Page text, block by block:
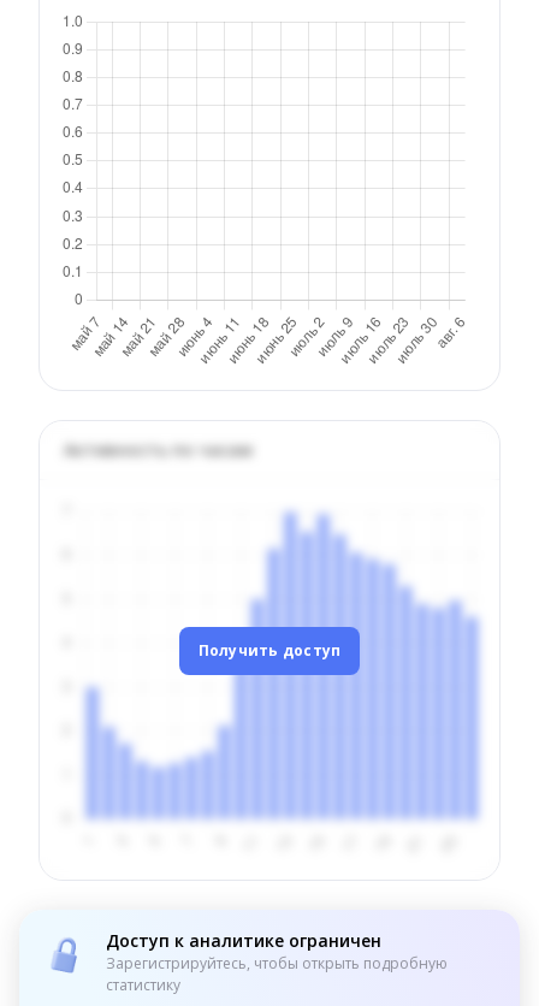
Активность по часам
Получить доступ
Доступ к аналитике ограничен
Зарегистрируйтесь, чтобы открыть подробную
статистику